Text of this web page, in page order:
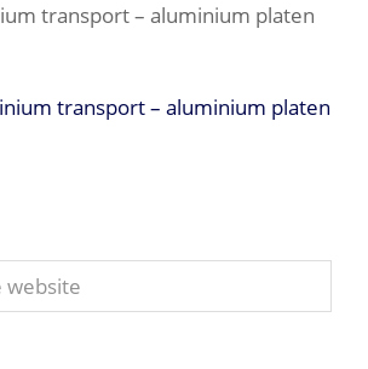
transport – aluminium platen
transport – aluminium platen